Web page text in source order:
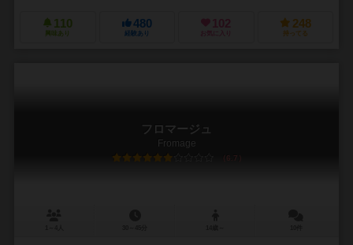
110
興味あり
480
経験あり
102
お気に入り
248
持ってる
フロマージュ
Fromage
6.7